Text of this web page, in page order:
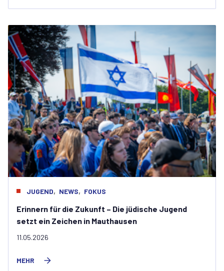
JUGEND, NEWS, FOKUS
Erinnern für die Zukunft – Die jüdische Jugend
setzt ein Zeichen in Mauthausen
11.05.2026
MEHR